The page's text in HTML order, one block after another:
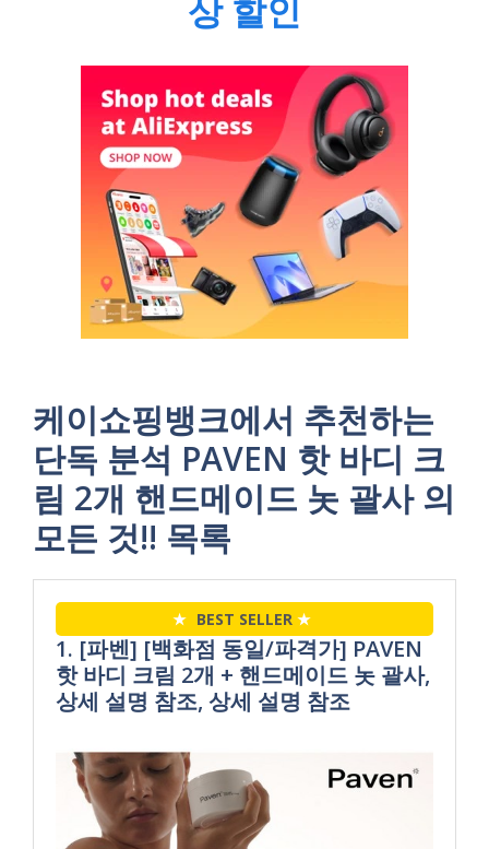
상 할인
케이쇼핑뱅크에서 추천하는
단독 분석 PAVEN 핫 바디 크
림 2개 핸드메이드 놋 괄사 의
모든 것!! 목록
★ BEST SELLER ★
1. [파벤] [백화점 동일/파격가] PAVEN
핫 바디 크림 2개 + 핸드메이드 놋 괄사,
상세 설명 참조, 상세 설명 참조